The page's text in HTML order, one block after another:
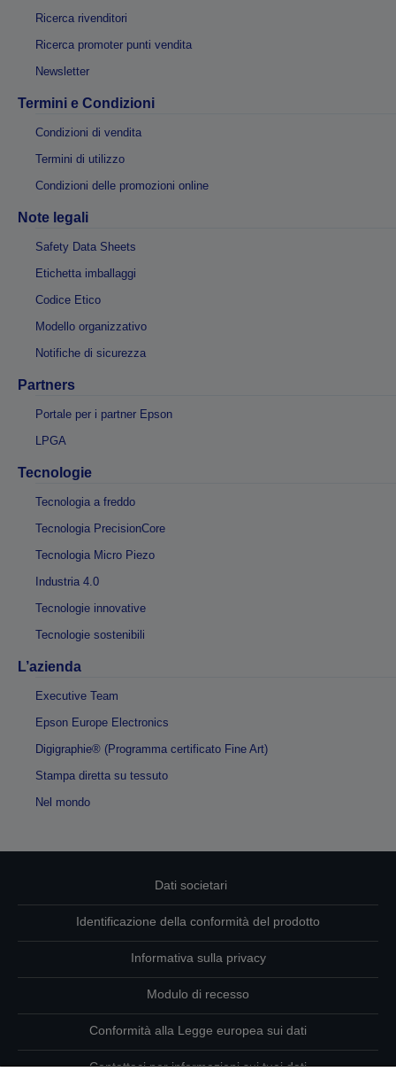
Ricerca rivenditori
Ricerca promoter punti vendita
Newsletter
Termini e Condizioni
Condizioni di vendita
Termini di utilizzo
Condizioni delle promozioni online
Note legali
Safety Data Sheets
Etichetta imballaggi
Codice Etico
Modello organizzativo
Notifiche di sicurezza
Partners
Portale per i partner Epson
LPGA
Tecnologie
Tecnologia a freddo
Tecnologia PrecisionCore
Tecnologia Micro Piezo
Industria 4.0
Tecnologie innovative
Tecnologie sostenibili
L’azienda
Executive Team
Epson Europe Electronics
Digigraphie® (Programma certificato Fine Art)
Stampa diretta su tessuto
Nel mondo
Dati societari
Identificazione della conformità del prodotto
Informativa sulla privacy
Modulo di recesso
Conformità alla Legge europea sui dati
Contattaci per informazioni sui tuoi dati